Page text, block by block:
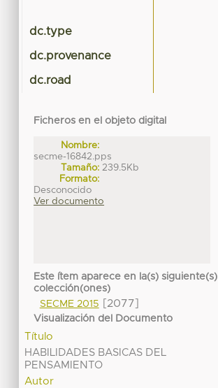
dc.type
dc.provenance
dc.road
Ficheros en el objeto digital
Nombre:
secme-16842.pps
Tamaño: 239.5Kb
Formato:
Desconocido
Ver documento
Este ítem aparece en la(s) siguiente(s)
colección(ones)
SECME 2015
[2077]
Visualización del Documento
Título
HABILIDADES BASICAS DEL
PENSAMIENTO
Autor